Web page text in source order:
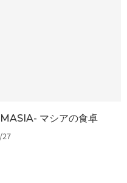
マシアの食卓
27